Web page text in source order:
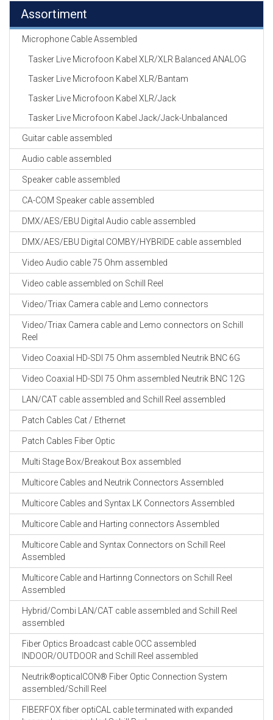
Assortiment
Microphone Cable Assembled
Tasker Live Microfoon Kabel XLR/XLR Balanced ANALOG
Tasker Live Microfoon Kabel XLR/Bantam
Tasker Live Microfoon Kabel XLR/Jack
Tasker Live Microfoon Kabel Jack/Jack-Unbalanced
Guitar cable assembled
Audio cable assembled
Speaker cable assembled
CA-COM Speaker cable assembled
DMX/AES/EBU Digital Audio cable assembled
DMX/AES/EBU Digital COMBY/HYBRIDE cable assembled
Video Audio cable 75 Ohm assembled
Video cable assembled on Schill Reel
Video/Triax Camera cable and Lemo connectors
Video/Triax Camera cable and Lemo connectors on Schill
Reel
Video Coaxial HD-SDI 75 Ohm assembled Neutrik BNC 6G
Video Coaxial HD-SDI 75 Ohm assembled Neutrik BNC 12G
LAN/CAT cable assembled and Schill Reel assembled
Patch Cables Cat / Ethernet
Patch Cables Fiber Optic
Multi Stage Box/Breakout Box assembled
Multicore Cables and Neutrik Connectors Assembled
Multicore Cables and Syntax LK Connectors Assembled
Multicore Cable and Harting connectors Assembled
Multicore Cable and Syntax Connectors on Schill Reel
Assembled
Multicore Cable and Hartinng Connectors on Schill Reel
Assembled
Hybrid/Combi LAN/CAT cable assembled and Schill Reel
assembled
Fiber Optics Broadcast cable OCC assembled
INDOOR/OUTDOOR and Schill Reel assembled
Neutrik®opticalCON® Fiber Optic Connection System
assembled/Schill Reel
FIBERFOX fiber optiCAL cable terminated with expanded